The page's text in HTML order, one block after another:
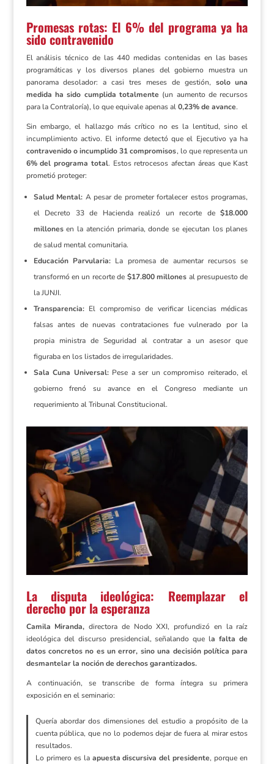
Promesas rotas: El 6% del programa ya ha
sido contravenido
El análisis técnico de las 440 medidas contenidas en las bases
programáticas y los diversos planes del gobierno muestra un
panorama desolador: a casi tres meses de gestión, solo una
medida ha sido cumplida totalmente (un aumento de recursos
para la Contraloría), lo que equivale apenas al0,23% de avance.
Sin embargo, el hallazgo más crítico no es la lentitud, sino el
incumplimiento activo. El informe detectó que el Ejecutivo ya ha
contravenido o incumplido 31 compromisos, lo que representa un
6% del programa total. Estos retrocesos afectan áreas que Kast
prometió proteger:
Salud Mental: A pesar de prometer fortalecer estos programas,
el Decreto 33 de Hacienda realizó un recorte de$18.000
millonesen la atención primaria, donde se ejecutan los planes
de salud mental comunitaria.
Educación Parvularia:La promesa de aumentar recursos se
transformó en un recorte de $17.800 millones al presupuesto de
la JUNJI.
Transparencia:El compromiso de verificar licencias médicas
falsas antes de nuevas contrataciones fue vulnerado por la
propia ministra de Seguridad al contratar a un asesor que
figuraba en los listados de irregularidades.
Sala Cuna Universal:Pese a ser un compromiso reiterado, el
gobierno frenó su avance en el Congreso mediante un
requerimiento al Tribunal Constitucional.
La disputa ideológica: Reemplazar el
derecho por la esperanza
Camila Miranda, directora de Nodo XXI, profundizó en la raíz
ideológica del discurso presidencial, señalando que la falta de
datos concretos no es un error, sino una decisión política para
desmantelar la noción de derechos garantizados.
A continuación, se transcribe de forma íntegra su primera
exposición en el seminario:
Quería abordar dos dimensiones del estudio a propósito de la
cuenta pública, que no lo podemos dejar de fuera al mirar estos
resultados.
Lo primero es la apuesta discursiva del presidente, porque en